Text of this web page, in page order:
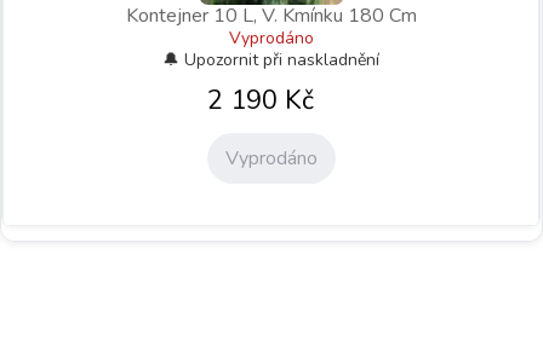
Kontejner 10 L, V. Kmínku 180 Cm
Vyprodáno
2 190 Kč
Vyprodáno